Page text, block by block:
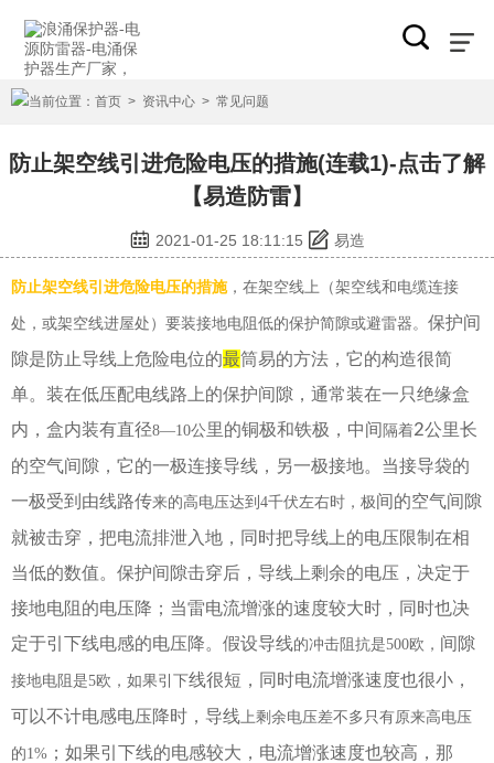
当前位置： 首页 > 资讯中心 > 常见问题
防止架空线引进危险电压的措施(连载1)-点击了解
【易造防雷】
2021-01-25 18:11:15 易造
防止架空线引进危险电压的措施，在架空线上（架空线和电缆连接
处，或架空线进屋处）要装接地电阻低的保护简隙或避雷器。 保护间
隙是防止导线上危险电位的最筒易的方法，它的构造很简
单。装在低压配电线路上的保护间隙，通常装在一只绝缘盒
内，盒内装有直径8—10公里的铜极和铁极，中间 隔着2公里长
的空气间隙，它的一极连接导线，另一极接地。当接导袋的
一极受到由线路传来的高电压达到 4千伏左右时，极间的空气间隙
就被击穿，把电流排泄入地，同时把导线上的电压限制在相
当低的数值。保护间隙击穿后，导线上剩余的电压，决定于
接地电阻的电压降；当雷电流增涨的速度较大时，同时也决
定于引下线电感的电压降。假设导线的冲击阻抗是500欧， 间隙
接地电阻是5欧，如果引下线很短，同时电流增涨速度也很小，
可以不计电感电压降时，导线 上剩余电压差不多只有原来高电压
的1% ；如果引下线的电感较大，电流增涨速度也较高，那